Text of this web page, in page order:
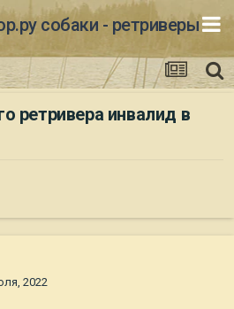
собаки - ретриверы
ретривера инвалид в
2022